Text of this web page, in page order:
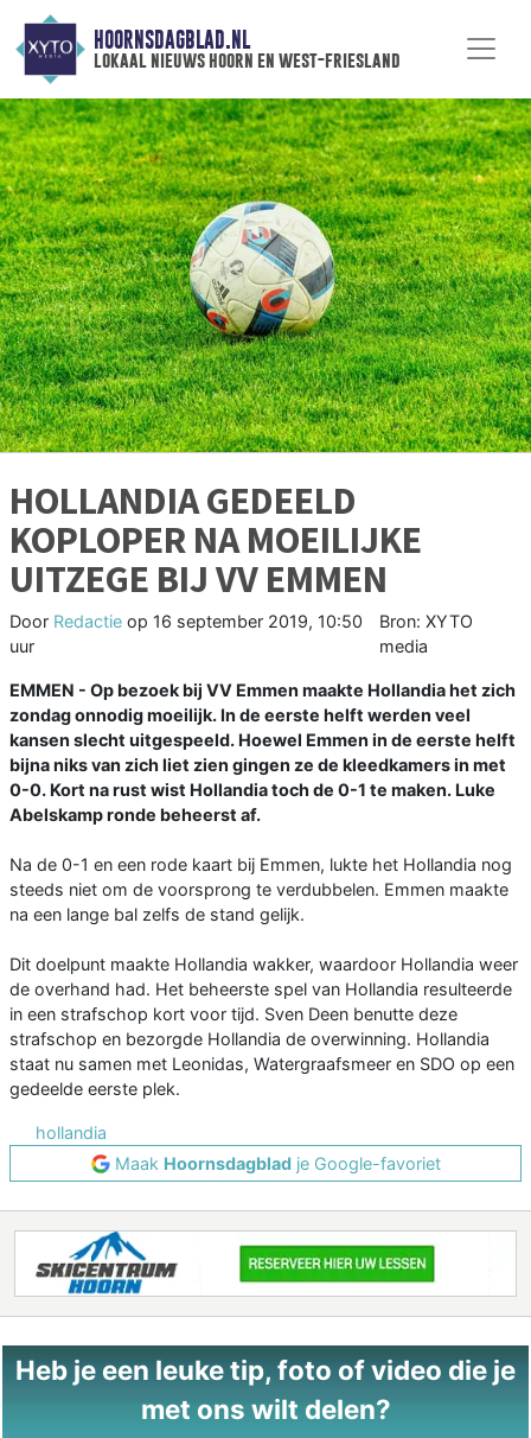
HOORNSDAGBLAD.NL
lokaal nieuws hoorn en west-friesland
HOLLANDIA GEDEELD
KOPLOPER NA MOEILIJKE
UITZEGE BIJ VV EMMEN
Door Redactie op 16 september 2019, 10:50
uur
Bron: XYTO
media
EMMEN - Op bezoek bij VV Emmen maakte Hollandia het zich
zondag onnodig moeilijk. In de eerste helft werden veel
kansen slecht uitgespeeld. Hoewel Emmen in de eerste helft
bijna niks van zich liet zien gingen ze de kleedkamers in met
0-0. Kort na rust wist Hollandia toch de 0-1 te maken. Luke
Abelskamp ronde beheerst af.
Na de 0-1 en een rode kaart bij Emmen, lukte het Hollandia nog
steeds niet om de voorsprong te verdubbelen. Emmen maakte
na een lange bal zelfs de stand gelijk.
Dit doelpunt maakte Hollandia wakker, waardoor Hollandia weer
de overhand had. Het beheerste spel van Hollandia resulteerde
in een strafschop kort voor tijd. Sven Deen benutte deze
strafschop en bezorgde Hollandia de overwinning. Hollandia
staat nu samen met Leonidas, Watergraafsmeer en SDO op een
gedeelde eerste plek.
hollandia
Maak Hoornsdagbladje Google-favoriet
Heb je een leuke tip, foto of video die je
met ons wilt delen?